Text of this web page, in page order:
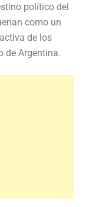
político del
como un
de los
de Argentina.